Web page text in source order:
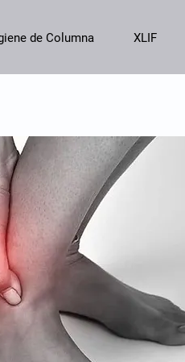
de Columna XLIF